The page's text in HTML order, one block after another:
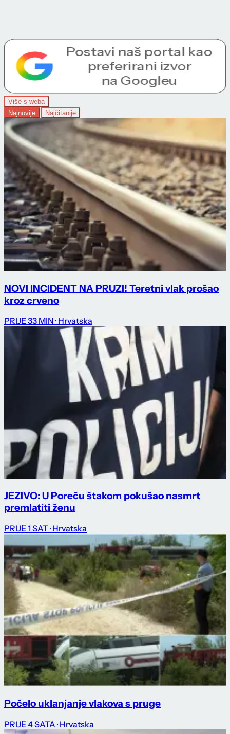
Više s weba
Najnovije
Najčitanije
NOVI INCIDENT NA PRUZI! Teretni vlak prošao
kroz crveno
PRIJE 33 MIN · Hrvatska
JEZIVO: U Poreču štakom pokušao nasmrt
premlatiti ženu
PRIJE 1 SAT · Hrvatska
Počelo uklanjanje vlakova s pruge
PRIJE 4 SATA · Hrvatska